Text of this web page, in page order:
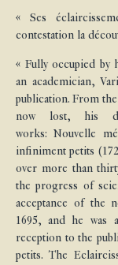
« Ses
contestation la
« Fully occupied by
an academician,
publication. From
now lost, his
works: Nouvelle
infiniment petits
over more than
the progress of
acceptance of the
1695, and he was
reception to the
petits. The